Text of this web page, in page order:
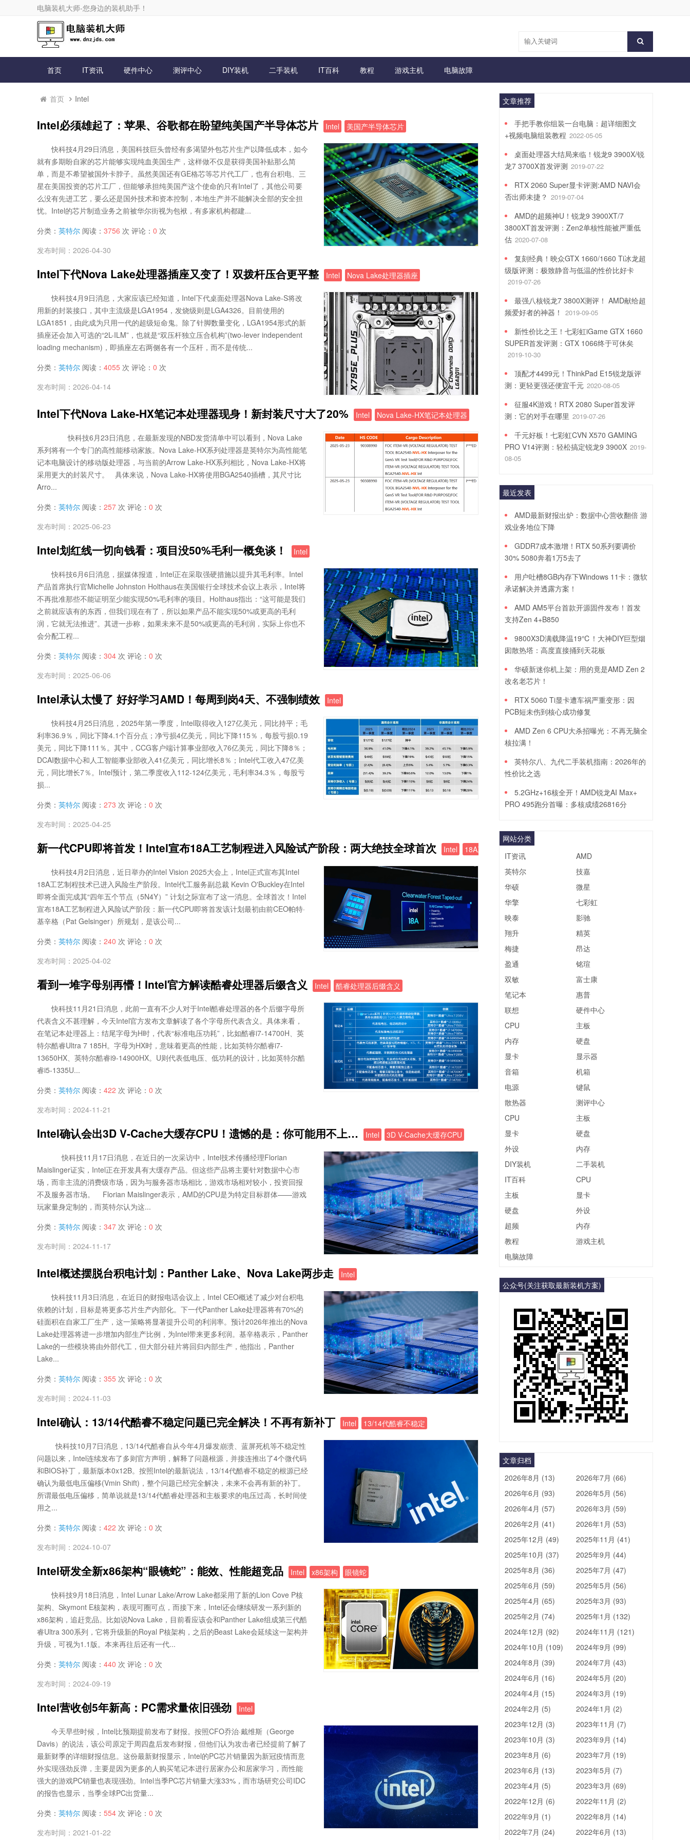
电脑装机大师-您身边的装机助手！
首页 IT资讯 硬件中心 测评中心 DIY装机 二手装机 IT百科 教程 游戏主机 电脑故障
首页 Intel
Intel必须雄起了：苹果、谷歌都在盼望纯美国产半导体芯片 Intel 美国产半导体芯片
快科技4月29日消息，美国科技巨头曾经有多渴望外包芯片生产以降低成本，如今
就有多期盼自家的芯片能够实现纯血美国生产，这样做不仅是获得美国补贴那么简
单，而是不希望被国外卡脖子。虽然美国还有GE格芯等芯片代工厂，也有台积电、三
星在美国投资的芯片工厂，但能够承担纯美国产这个使命的只有Intel了，其他公司要
么没有先进工艺，要么还是国外技术和资本控制，本地生产并不能解决全部的安全担
忧。Intel的芯片制造业务之前被华尔街视为包袱，有多家机构都建...
分类： 英特尔 阅读： 3756 次 评论： 0 次
发布时间：2026-04-30
Intel下代Nova Lake处理器插座又变了！双拨杆压合更平整 Intel Nova Lake处理器插座
快科技4月9日消息，大家应该已经知道，Intel下代桌面处理器Nova Lake-S将改
用新的封装接口，其中主流级是LGA1954，发烧级则是LGA4326。目前使用的
LGA1851，由此成为只用一代的超级短命鬼。除了针脚数量变化，LGA1954形式的新
插座还会加入可选的“2L-ILM”，也就是“双压杆独立压合机构”(two-lever independent
loading mechanism)，即插座左右两侧各有一个压杆，而不是传统...
分类： 英特尔 阅读： 4055 次 评论： 0 次
发布时间：2026-04-14
Intel下代Nova Lake-HX笔记本处理器现身！新封装尺寸大了20% Intel Nova Lake-HX笔记本处理器
快科技6月23日消息，在最新发现的NBD发货清单中可以看到，Nova Lake
系列将有一个专门的高性能移动家族。Nova Lake-HX系列处理器是英特尔为高性能笔
记本电脑设计的移动版处理器，与当前的Arrow Lake-HX系列相比，Nova Lake-HX将
采用更大的封装尺寸。 具体来说，Nova Lake-HX将使用BGA2540插槽，其尺寸比
Arro...
分类： 英特尔 阅读： 257 次 评论： 0 次
发布时间：2025-06-23
Intel划红线一切向钱看：项目没50%毛利一概免谈！ Intel
快科技6月6日消息，据媒体报道，Intel正在采取强硬措施以提升其毛利率。Intel
产品首席执行官Michelle Johnston Holthaus在美国银行全球技术会议上表示，Intel将
不再批准那些不能证明至少能实现50%毛利率的项目。Holthaus指出：“这可能是我们
之前就应该有的东西，但我们现在有了，所以如果产品不能实现50%或更高的毛利
润，它就无法推进”。其进一步称，如果未来不是50%或更高的毛利润，实际上你也不
会分配工程...
分类： 英特尔 阅读： 304 次 评论： 0 次
发布时间：2025-06-06
Intel承认太慢了 好好学习AMD！每周到岗4天、不强制绩效 Intel
快科技4月25日消息，2025年第一季度，Intel取得收入127亿美元，同比持平；毛
利率36.9％，同比下降4.1个百分点；净亏损4亿美元，同比下降115％，每股亏损0.19
美元，同比下降111％。其中，CCG客户端计算事业部收入76亿美元，同比下降8％；
DCAI数据中心和人工智能事业部收入41亿美元，同比增长8％；Intel代工收入47亿美
元，同比增长7％。Intel预计，第二季度收入112-124亿美元，毛利率34.3％，每股亏
损...
分类： 英特尔 阅读： 273 次 评论： 0 次
发布时间：2025-04-25
新一代CPU即将首发！Intel宣布18A工艺制程进入风险试产阶段：两大绝技全球首次 Intel 18A工艺
快科技4月2日消息，近日举办的Intel Vision 2025大会上，Intel正式宣布其Intel
18A工艺制程技术已进入风险生产阶段。Intel代工服务副总裁 Kevin O'Buckley在Intel
即将全面完成其“四年五个节点（5N4Y）” 计划之际宣布了这一消息。全球首次！Intel
宣布18A工艺制程进入风险试产阶段：新一代CPU即将首发该计划最初由前CEO帕特·
基辛格（Pat Gelsinger）所规划，是该公司...
分类： 英特尔 阅读： 240 次 评论： 0 次
发布时间：2025-04-02
看到一堆字母别再懵！Intel官方解读酷睿处理器后缀含义 Intel 酷睿处理器后缀含义
快科技11月21日消息，此前一直有不少人对于Intel酷睿处理器的各个后缀字母所
代表含义不甚理解，今天Intel官方发布文章解读了各个字母所代表含义。具体来看，
在笔记本处理器上：结尾字母为H时，代表“标准电压功耗”，比如酷睿i7-14700H、英
特尔酷睿Ultra 7 185H。字母为HX时，意味着更高的性能，比如英特尔酷睿i7-
13650HX、英特尔酷睿i9-14900HX。U则代表低电压、低功耗的设计，比如英特尔酷
睿i5-1335U...
分类： 英特尔 阅读： 422 次 评论： 0 次
发布时间：2024-11-21
Intel确认会出3D V-Cache大缓存CPU！遗憾的是：你可能用不上… Intel 3D V-Cache大缓存CPU
快科技11月17日消息，在近日的一次采访中，Intel技术传播经理Florian
Maislinger证实，Intel正在开发具有大缓存产品。但这些产品将主要针对数据中心市
场，而非主流的消费级市场，因为与服务器市场相比，游戏市场相对较小，投资回报
不及服务器市场。 Florian Maislinger表示，AMD的CPU是为特定目标群体——游戏
玩家量身定制的，而英特尔认为这...
分类： 英特尔 阅读： 347 次 评论： 0 次
发布时间：2024-11-17
Intel概述摆脱台积电计划：Panther Lake、Nova Lake两步走 Intel
快科技11月3日消息，在近日的财报电话会议上，Intel CEO概述了减少对台积电
依赖的计划，目标是将更多芯片生产内部化。下一代Panther Lake处理器将有70%的
硅面积在自家工厂生产，这一策略将显著提升公司的利润率。预计2026年推出的Nova
Lake处理器将进一步增加内部生产比例，为Intel带来更多利润。基辛格表示，Panther
Lake的一些模块将由外部代工，但大部分硅片将回归内部生产，他指出，Panther
Lake...
分类： 英特尔 阅读： 355 次 评论： 0 次
发布时间：2024-11-03
Intel确认：13/14代酷睿不稳定问题已完全解决！不再有新补丁 Intel 13/14代酷睿不稳定
快科技10月7日消息，13/14代酷睿自从今年4月爆发崩溃、蓝屏死机等不稳定性
问题以来，Intel连续发布了多则官方声明，解释了问题根源，并接连推出了4个微代码
和BIOS补丁，最新版本0x12B。按照Intel的最新说法，13/14代酷睿不稳定的根源已经
确认为最低电压偏移(Vmin Shift)，整个问题已经完全解决，未来不会再有新的补丁。
所谓最低电压偏移，简单说就是13/14代酷睿处理器和主板要求的电压过高，长时间使
用之...
分类： 英特尔 阅读： 422 次 评论： 0 次
发布时间：2024-10-07
Intel研发全新x86架构“眼镜蛇”：能效、性能超竞品 Intel x86架构 眼镜蛇
快科技9月18日消息，Intel Lunar Lake/Arrow Lake都采用了新的Lion Cove P核
架构、Skymont E核架构，表现可圈可点，而接下来，Intel还会继续研发一系列新的
x86架构，追赶竞品。比如说Nova Lake，目前看应该会和Panther Lake组成第三代酷
睿Ultra 300系列，它将升级新的Royal P核架构，之后的Beast Lake会延续这一架构并
升级，可视为1.1版。本来再往后还有一代...
分类： 英特尔 阅读： 440 次 评论： 0 次
发布时间：2024-09-19
Intel营收创5年新高：PC需求量依旧强劲 Intel
今天早些时候，Intel比预期提前发布了财报。按照CFO乔治·戴维斯（George
Davis）的说法，该公司原定于周四盘后发布财报，但他们认为攻击者已经提前了解了
最新财季的详细财报信息。这份最新财报显示，Intel的PC芯片销量因为新冠疫情而意
外实现强劲反弹，主要是因为更多的人购买笔记本进行居家办公和居家学习，而性能
强大的游戏PC销量也表现强劲。Intel当季PC芯片销量大涨33%，而市场研究公司IDC
的报告也显示，当季全球PC出货量...
分类： 英特尔 阅读： 554 次 评论： 0 次
发布时间：2021-01-22
文章推荐
手把手教你组装一台电脑：超详细图文
+视频电脑组装教程 2022-05-05
桌面处理器大结局来临！锐龙9 3900X/锐
龙7 3700X首发评测 2019-07-22
RTX 2060 Super显卡评测:AMD NAVI会
否出师未捷？ 2019-07-04
AMD的超频神U！锐龙9 3900XT/7
3800XT首发评测：Zen2单核性能被严重低
估 2020-07-08
复刻经典！映众GTX 1660/1660 Ti冰龙超
级版评测：极致静音与低温的性价比好卡
2019-07-26
最强八核锐龙7 3800X测评！ AMD献给超
频爱好者的神器！
2019-09-05
新性价比之王！七彩虹iGame GTX 1660
SUPER首发评测：GTX 1066终于可休矣
2019-10-30
顶配才4499元！ThinkPad E15锐龙版评
测：更轻更强还便宜千元 2020-08-05
征服4K游戏！RTX 2080 Super首发评
测：它的对手在哪里 2019-07-26
千元好板！七彩虹CVN X570 GAMING
PRO V14评测：轻松搞定锐龙9 3900X 2019-
08-05
最近发表
AMD最新财报出炉：数据中心营收翻倍 游
戏业务地位下降
GDDR7成本激增！RTX 50系列要调价
30% 5080奔着1万5去了
用户吐槽8GB内存下Windows 11卡：微软
承诺解决并透露方案！
AMD AM5平台首款开源固件发布！首发
支持Zen 4+B850
9800X3D满载降温19℃！大神DIY巨型烟
囱散热塔：高度直接捅到天花板
华硕新迷你机上架：用的竟是AMD Zen 2
改名老芯片！
RTX 5060 Ti显卡遭车祸严重变形：因
PCB短未伤到核心成功修复
AMD Zen 6 CPU大杀招曝光：不再无脑全
核拉满！
英特尔八、九代二手装机指南：2026年的
性价比之选
5.2GHz+16核全开！AMD锐龙AI Max+
PRO 495跑分首曝：多核成绩26816分
网站分类
IT资讯
AMD
英特尔
技嘉
华硕
微星
华擎
七彩虹
映泰
影驰
翔升
精英
梅捷
昂达
盈通
铭瑄
双敏
富士康
笔记本
惠普
联想
硬件中心
CPU
主板
内存
硬盘
显卡
显示器
音箱
机箱
电源
键鼠
散热器
测评中心
CPU
主板
显卡
硬盘
外设
内存
DIY装机
二手装机
IT百科
CPU
主板
显卡
硬盘
外设
超频
内存
教程
游戏主机
电脑故障
公众号(关注获取最新装机方案)
文章归档
2026年8月 (13)
2026年7月 (66)
2026年6月 (93)
2026年5月 (56)
2026年4月 (57)
2026年3月 (59)
2026年2月 (41)
2026年1月 (53)
2025年12月 (49)
2025年11月 (41)
2025年10月 (37)
2025年9月 (44)
2025年8月 (36)
2025年7月 (47)
2025年6月 (59)
2025年5月 (56)
2025年4月 (65)
2025年3月 (93)
2025年2月 (74)
2025年1月 (132)
2024年12月 (92)
2024年11月 (121)
2024年10月 (109)
2024年9月 (99)
2024年8月 (39)
2024年7月 (43)
2024年6月 (16)
2024年5月 (20)
2024年4月 (15)
2024年3月 (19)
2024年2月 (5)
2024年1月 (2)
2023年12月 (3)
2023年11月 (7)
2023年10月 (3)
2023年9月 (14)
2023年8月 (6)
2023年7月 (19)
2023年6月 (13)
2023年5月 (7)
2023年4月 (5)
2023年3月 (69)
2022年12月 (6)
2022年11月 (2)
2022年9月 (1)
2022年8月 (14)
2022年7月 (24)
2022年6月 (13)